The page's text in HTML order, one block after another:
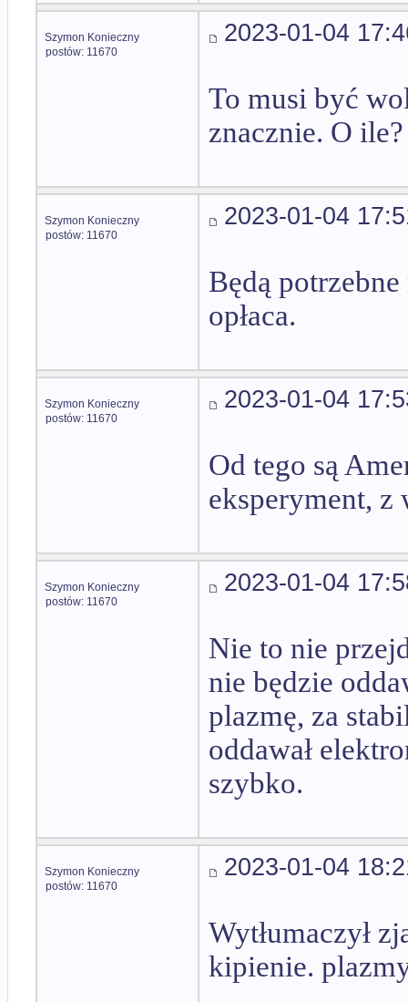
Szymon Konieczny
postów: 11670
2023-01-04
To musi być
znacznie. O
Szymon Konieczny
postów: 11670
2023-01-04
Będą
opłaca.
Szymon Konieczny
postów: 11670
2023-01-04
Od tego są
eksperyment,
Szymon Konieczny
postów: 11670
2023-01-04
Nie to nie
nie będzie
plazmę, za
oddawał
szybko.
Szymon Konieczny
postów: 11670
2023-01-04
Wytłumaczył
kipienie.